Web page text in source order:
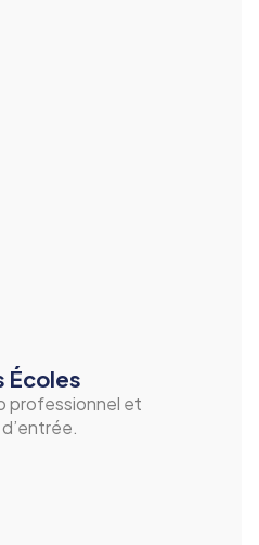
Écoles
professionnel et